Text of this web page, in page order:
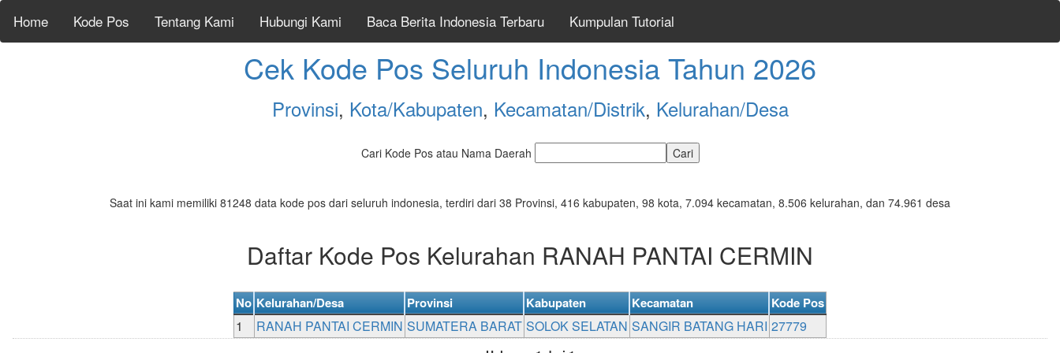
Home Kode Pos Tentang Kami Hubungi Kami Baca Berita Indonesia Terbaru Kumpulan Tutorial
Cek Kode Pos Seluruh Indonesia Tahun 2026
Provinsi, Kota/Kabupaten, Kecamatan/Distrik, Kelurahan/Desa
Cari Kode Pos atau Nama Daerah
Saat ini kami memiliki 81248 data kode pos dari seluruh indonesia, terdiri dari 38 Provinsi, 416 kabupaten, 98 kota, 7.094 kecamatan, 8.506 kelurahan, dan 74.961 desa
Daftar Kode Pos Kelurahan RANAH PANTAI CERMIN
No Kelurahan/Desa Provinsi Kabupaten Kecamatan Kode Pos
1 RANAH PANTAI CERMIN SUMATERA BARAT SOLOK SELATAN SANGIR BATANG HARI 27779